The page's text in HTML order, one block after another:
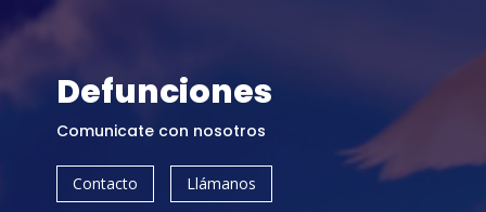
Defunciones
Comunicate con nosotros
Contacto Llámanos